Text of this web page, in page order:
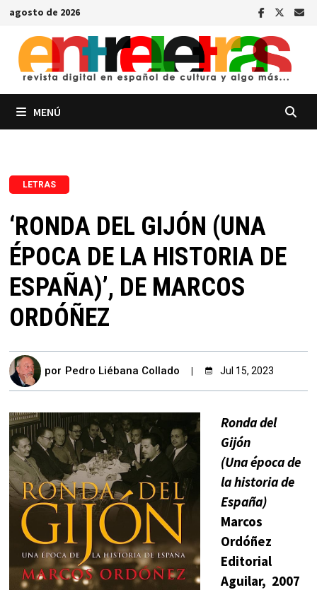
Saltar
contenido
agosto de 2026
MENÚ
LETRAS
‘RONDA DEL GIJÓN (UNA
ÉPOCA DE LA HISTORIA DE
ESPAÑA)’, DE MARCOS
ORDÓÑEZ
por Pedro Liébana Collado Jul 15, 2023
Ronda del
Gijón
(Una época de
la historia de
España)
Marcos
Ordóñez
Editorial
Aguilar, 2007